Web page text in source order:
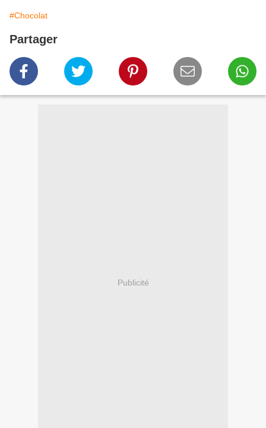
#Chocolat
Partager
Publicité